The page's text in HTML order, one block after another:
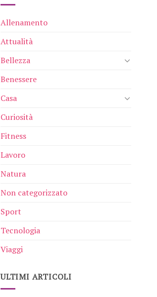
Allenamento
Attualità
Bellezza
Benessere
Casa
Curiosità
Fitness
Lavoro
Natura
Non categorizzato
Sport
Tecnologia
Viaggi
ULTIMI ARTICOLI